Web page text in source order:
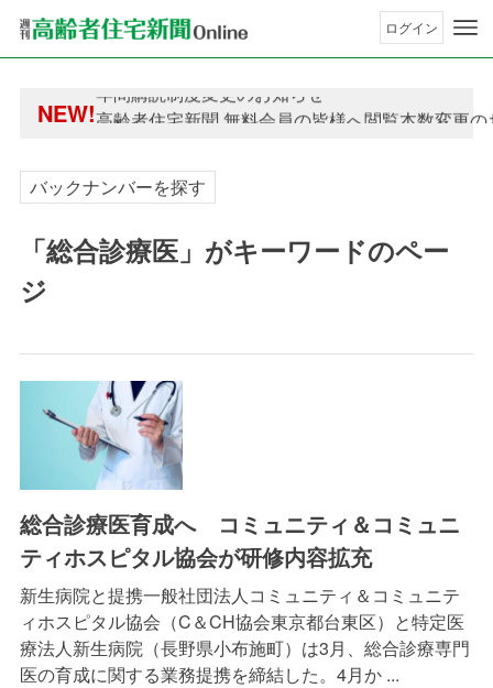
ログイン
NEW!高齢者住宅新聞 無料会員の皆様へ閲覧本数変更
高齢者住宅新聞 無料会員の皆様へ閲覧本数変更
バックナンバーを探す
「総合診療医」がキーワードのペー
ジ
総合診療医育成へ コミュニティ＆コミュニ
ティホスピタル協会が研修内容拡充
新生病院と提携一般社団法人コミュニティ＆コミュニテ
ィホスピタル協会（C＆CH協会東京都台東区）と特定医
療法人新生病院（長野県小布施町）は3月、総合診療専門
医の育成に関する業務提携を締結した。4月か ...